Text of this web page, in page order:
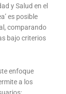
y Salud en el
es posible
comparando
bajo criterios
enfoque
a los